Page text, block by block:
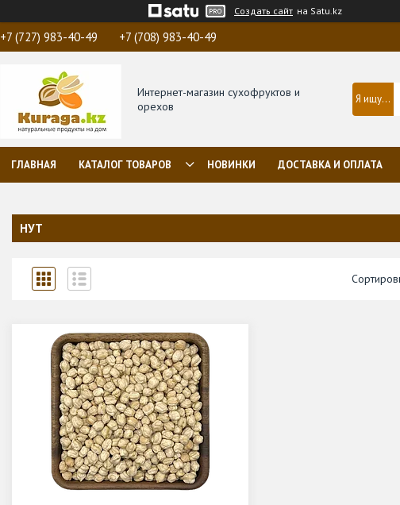
Создать сайт на Satu.kz
+7 (727) 983-40-49 +7 (708) 983-40-49
Интернет-магазин сухофруктов и
орехов
ГЛАВНАЯ КАТАЛОГ ТОВАРОВ НОВИНКИ ДОСТАВКА И ОПЛАТА
НУТ